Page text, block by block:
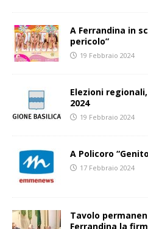
A Ferrandina in
pericolo”
19 Febbraio 2024
Elezioni
2024
19 Febbraio 2024
A Policoro
17 Febbraio 2024
Tavolo
Ferrandina la